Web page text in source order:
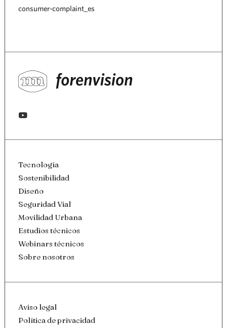
consumer-complaint_es
Tecnología
Sostenibilidad
Diseño
Seguridad Vial
Movilidad Urbana
Estudios técnicos
Webinars técnicos
Sobre nosotros
Aviso legal
Política de privacidad